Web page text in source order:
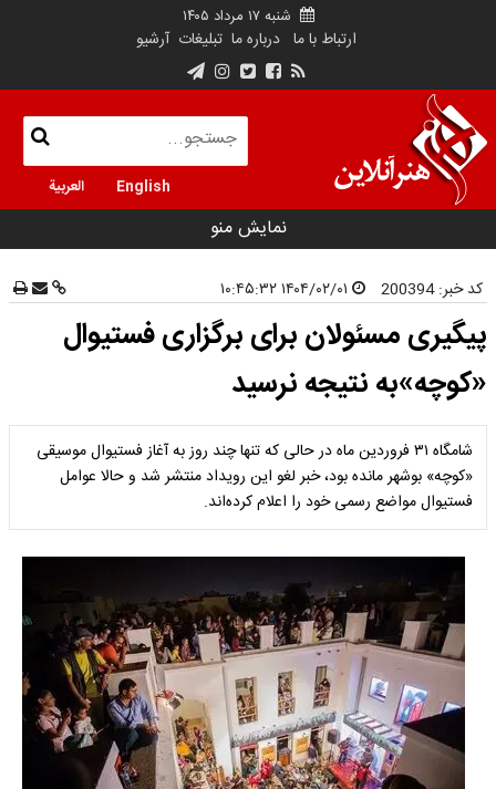
شنبه ۱۷ مرداد ۱۴۰۵
ارتباط با ما درباره ما تبلیغات آرشیو
English العربية
نمایش منو
کد خبر:200394
پیگیری مسئولان برای برگزاری فستیوال
«کوچه»به نتیجه نرسید
شامگاه ۳۱ فروردین ماه در حالی که تنها چند روز به آغاز فستیوال موسیقی
«کوچه» بوشهر مانده بود، خبر لغو این رویداد منتشر شد و حالا عوامل
فستیوال مواضع رسمی خود را اعلام کرده‌اند.